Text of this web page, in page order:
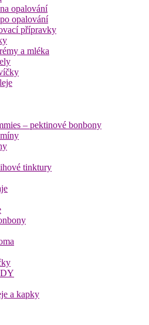
opalování
opalování
přípravky
a mléka
– pektinové bonbony
tinktury
a kapky